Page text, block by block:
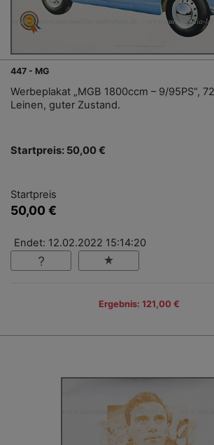
447 - MG
Werbeplakat „MGB 1800ccm – 9/95PS“,
Leinen, guter Zustand.
Startpreis: 50,00 €
Startpreis
50,00 €
Endet: 12.02.2022 15:14:20
Ergebnis: 121,00 €